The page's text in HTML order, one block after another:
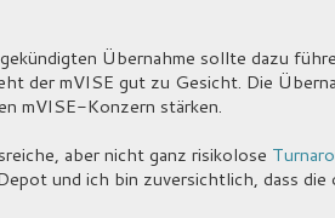
Übernahme sollte dazu
der mVISE gut zu Gesicht. Die
mVISE-Konzern stärken.
aber nicht ganz risikolose
und ich bin zuversichtlich, dass